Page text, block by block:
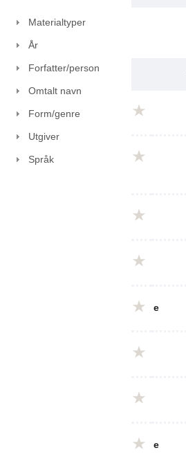
Materialtyper
År
Forfatter/person
Omtalt navn
Form/genre
Utgiver
Språk
e
e